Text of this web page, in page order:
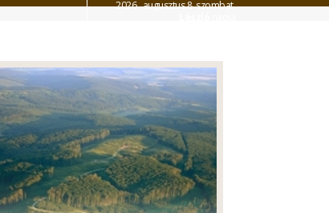
2026. augusztus 8. szombat,